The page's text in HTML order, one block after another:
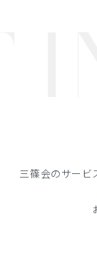
三篠会のサービ